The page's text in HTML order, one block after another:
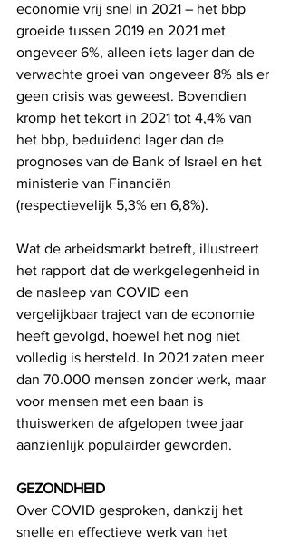
economie vrij snel in 2021 – het bbp
groeide tussen 2019 en 2021 met
ongeveer 6%, alleen iets lager dan de
verwachte groei van ongeveer 8% als er
geen crisis was geweest. Bovendien
kromp het tekort in 2021 tot 4,4% van
het bbp, beduidend lager dan de
prognoses van de Bank of Israel en het
ministerie van Financiën
(respectievelijk 5,3% en 6,8%).
Wat de arbeidsmarkt betreft, illustreert
het rapport dat de werkgelegenheid in
de nasleep van COVID een
vergelijkbaar traject van de economie
heeft gevolgd, hoewel het nog niet
volledig is hersteld. In 2021 zaten meer
dan 70.000 mensen zonder werk, maar
voor mensen met een baan is
thuiswerken de afgelopen twee jaar
aanzienlijk populairder geworden.
GEZONDHEID
Over COVID gesproken, dankzij het
snelle en effectieve werk van het